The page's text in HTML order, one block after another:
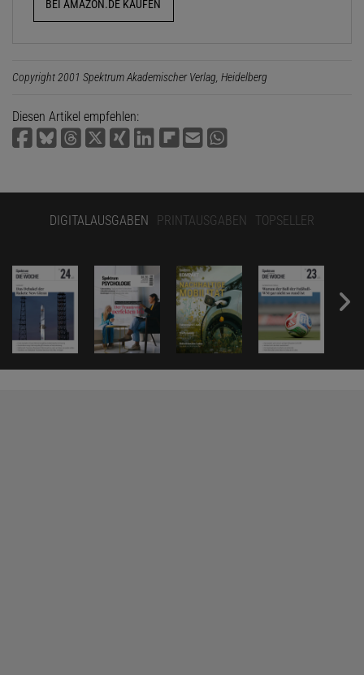
BEI AMAZON.DE KAUFEN
Copyright 2001 Spektrum Akademischer Verlag, Heidelberg
Diesen Artikel empfehlen:
DIGITALAUSGABEN PRINTAUSGABEN TOPSELLER